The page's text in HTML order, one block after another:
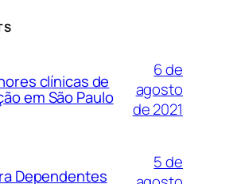
clínicas de
em São Paulo
6 de
agosto
de 2021
Dependentes
5 de